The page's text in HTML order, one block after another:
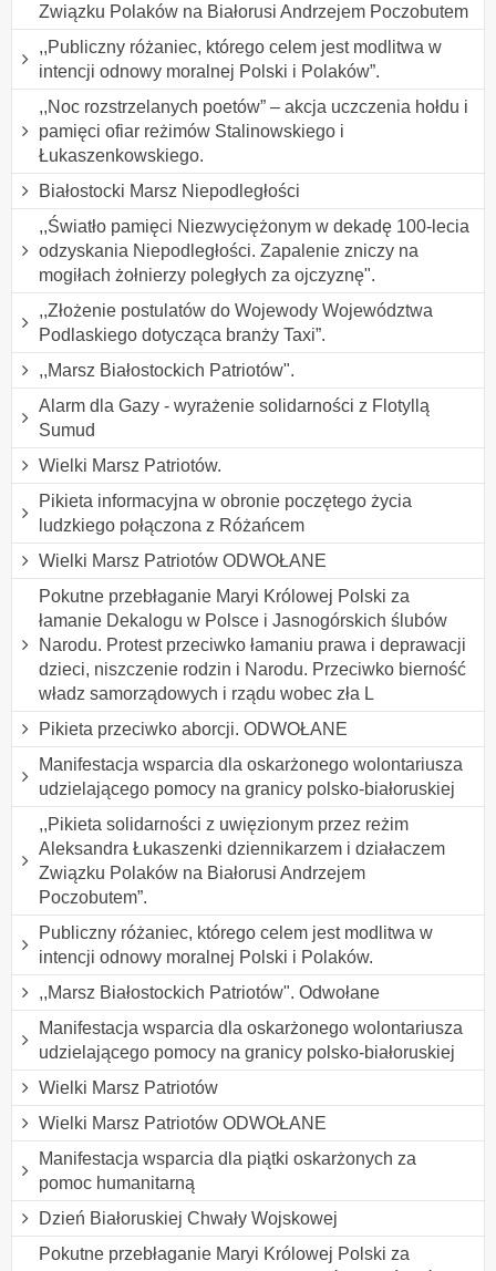
Związku Polaków na Białorusi Andrzejem Poczobutem
,,Publiczny różaniec, którego celem jest modlitwa w
intencji odnowy moralnej Polski i Polaków”.
,,Noc rozstrzelanych poetów” – akcja uczczenia hołdu i
pamięci ofiar reżimów Stalinowskiego i
Łukaszenkowskiego.
Białostocki Marsz Niepodległości
,,Światło pamięci Niezwyciężonym w dekadę 100-lecia
odzyskania Niepodległości. Zapalenie zniczy na
mogiłach żołnierzy poległych za ojczyznę".
,,Złożenie postulatów do Wojewody Województwa
Podlaskiego dotycząca branży Taxi”.
,,Marsz Białostockich Patriotów".
Alarm dla Gazy - wyrażenie solidarności z Flotyllą
Sumud
Wielki Marsz Patriotów.
Pikieta informacyjna w obronie poczętego życia
ludzkiego połączona z Różańcem
Wielki Marsz Patriotów ODWOŁANE
Pokutne przebłaganie Maryi Królowej Polski za
łamanie Dekalogu w Polsce i Jasnogórskich ślubów
Narodu. Protest przeciwko łamaniu prawa i deprawacji
dzieci, niszczenie rodzin i Narodu. Przeciwko bierność
władz samorządowych i rządu wobec zła L
Pikieta przeciwko aborcji. ODWOŁANE
Manifestacja wsparcia dla oskarżonego wolontariusza
udzielającego pomocy na granicy polsko-białoruskiej
,,Pikieta solidarności z uwięzionym przez reżim
Aleksandra Łukaszenki dziennikarzem i działaczem
Związku Polaków na Białorusi Andrzejem
Poczobutem”.
Publiczny różaniec, którego celem jest modlitwa w
intencji odnowy moralnej Polski i Polaków.
,,Marsz Białostockich Patriotów". Odwołane
Manifestacja wsparcia dla oskarżonego wolontariusza
udzielającego pomocy na granicy polsko-białoruskiej
Wielki Marsz Patriotów
Wielki Marsz Patriotów ODWOŁANE
Manifestacja wsparcia dla piątki oskarżonych za
pomoc humanitarną
Dzień Białoruskiej Chwały Wojskowej
Pokutne przebłaganie Maryi Królowej Polski za